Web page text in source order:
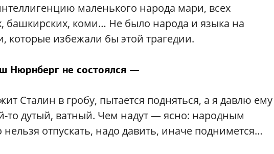
маленького народа мари, всех
башкирских, коми… Не было народа и языка на
которые избежали бы этой трагедии.
Нюрнберг не состоялся —
Сталин в гробу, пытается подняться, а я давлю ему
то дутый, ватный. Чем надут — ясно: народным
отпускать, надо давить, иначе поднимется…